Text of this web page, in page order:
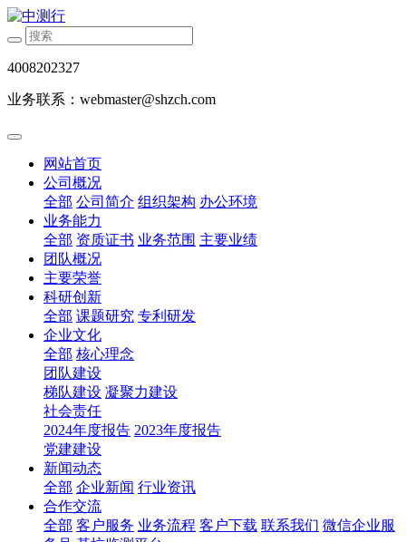
4008202327
业务联系：webmaster@shzch.com
网站首页
公司概况
全部 公司简介 组织架构 办公环境
业务能力
全部 资质证书 业务范围 主要业绩
团队概况
主要荣誉
科研创新
全部 课题研究 专利研发
企业文化
全部 核心理念
团队建设
梯队建设 凝聚力建设
社会责任
2024年度报告 2023年度报告
党建建设
新闻动态
全部 企业新闻 行业资讯
合作交流
全部 客户服务 业务流程 客户下载 联系我们 微信企业服